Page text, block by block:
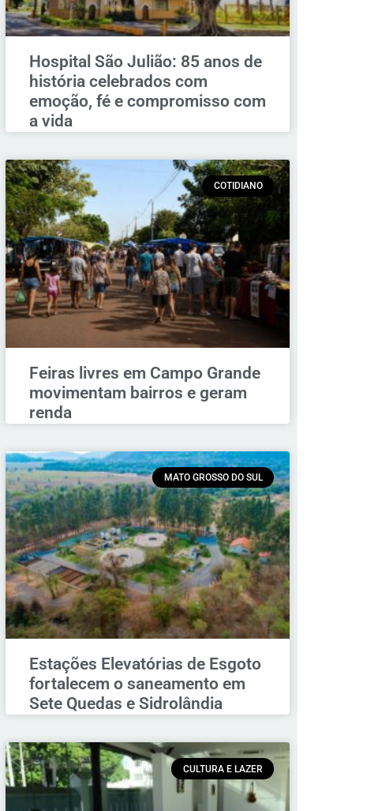
Hospital São Julião: 85 anos de
história celebrados com
emoção, fé e compromisso com
a vida
COTIDIANO
Feiras livres em Campo Grande
movimentam bairros e geram
renda
MATO GROSSO DO SUL
Estações Elevatórias de Esgoto
fortalecem o saneamento em
Sete Quedas e Sidrolândia
CULTURA E LAZER